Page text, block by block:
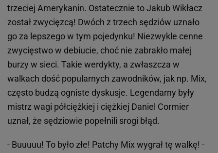
trzeciej Amerykanin. Ostatecznie to Jakub Wikłacz
został zwycięzcą! Dwóch z trzech sędziów uznało
go za lepszego w tym pojedynku! Niezwykle cenne
zwycięstwo w debiucie, choć nie zabrakło małej
burzy w sieci. Takie werdykty, a zwłaszcza w
walkach dość popularnych zawodników, jak np. Mix,
często budzą ogniste dyskusje. Legendarny były
mistrz wagi półciężkiej i ciężkiej Daniel Cormier
uznał, że sędziowie popełnili srogi błąd.
- Buuuuu! To było złe! Patchy Mix wygrał tę walkę! -